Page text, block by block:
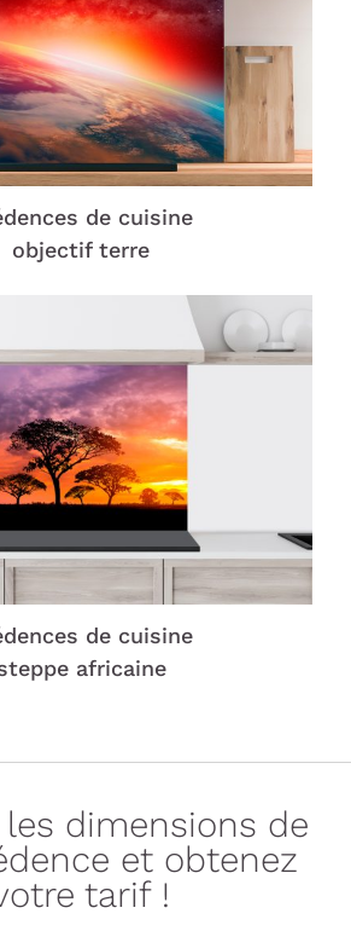
de cuisine
objectif terre
de cuisine
africaine
dimensions de
et obtenez
tarif !